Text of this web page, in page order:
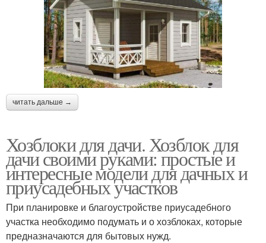
читать дальше →
Хозблоки для дачи. Хозблок для
дачи своими руками: простые и
интересные модели для дачных и
приусадебных участков
При планировке и благоустройстве приусадебного
участка необходимо подумать и о хозблоках, которые
предназначаются для бытовых нужд.